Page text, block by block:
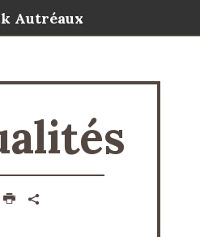
Autréaux